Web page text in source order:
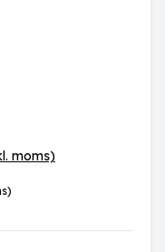
moms)